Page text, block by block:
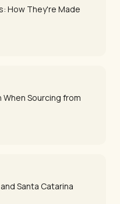
How They're Made
Sourcing from
Santa Catarina